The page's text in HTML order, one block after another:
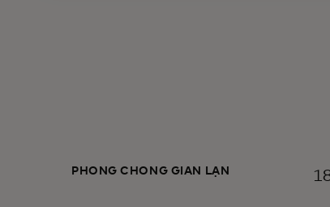
PHÒNG CHỐNG GIAN LẬN